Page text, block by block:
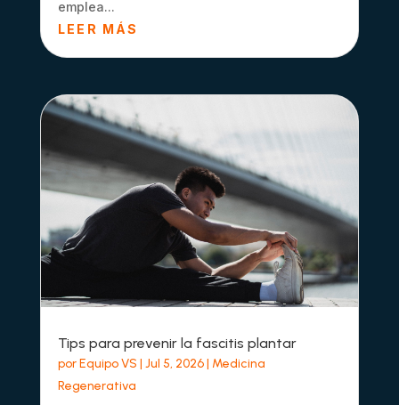
emplea...
LEER MÁS
Tips para prevenir la fascitis plantar
porEquipo VS | Jul 5, 2026| Medicina
Regenerativa